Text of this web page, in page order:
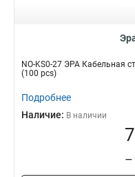
NO-KS0-27 ЭРА Кабельная
(100 pcs)
Подробнее
Наличие: В наличии
–